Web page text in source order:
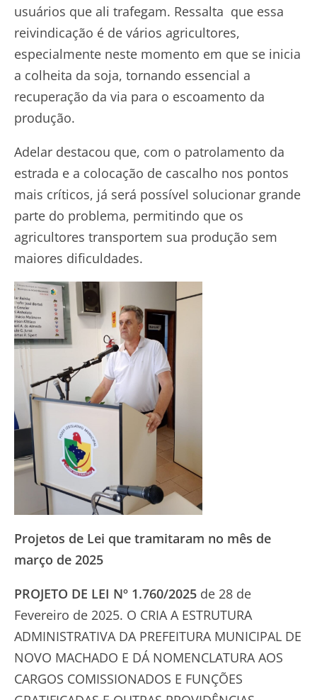
usuários que ali trafegam. Ressalta que essa
reivindicação é de vários agricultores,
especialmente neste momento em que se inicia
a colheita da soja, tornando essencial a
recuperação da via para o escoamento da
produção.
Adelar destacou que, com o patrolamento da
estrada e a colocação de cascalho nos pontos
mais críticos, já será possível solucionar grande
parte do problema, permitindo que os
agricultores transportem sua produção sem
maiores dificuldades.
Projetos de Lei que tramitaram no mês de
março de 2025
PROJETO DE LEI Nº 1.760/2025 de 28 de
Fevereiro de 2025. O CRIA A ESTRUTURA
ADMINISTRATIVA DA PREFEITURA MUNICIPAL DE
NOVO MACHADO E DÁ NOMENCLATURA AOS
CARGOS COMISSIONADOS E FUNÇÕES